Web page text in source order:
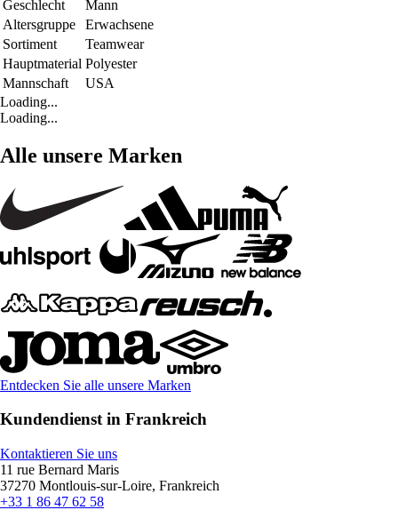
Geschlecht
Mann
Altersgruppe
Erwachsene
Sortiment
Teamwear
Hauptmaterial Polyester
Mannschaft
USA
Loading...
Loading...
Alle unsere Marken
Entdecken Sie alle unsere Marken
Kundendienst in Frankreich
Kontaktieren Sie uns
11 rue Bernard Maris
37270 Montlouis-sur-Loire, Frankreich
+33 1 86 47 62 58